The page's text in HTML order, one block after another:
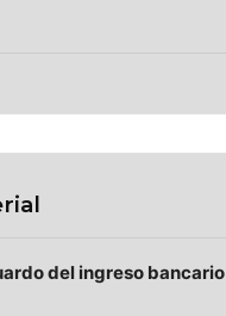
del ingreso bancario